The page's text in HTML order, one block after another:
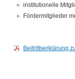
institutionelle
Fördermitglieder
Beitrittserklärung